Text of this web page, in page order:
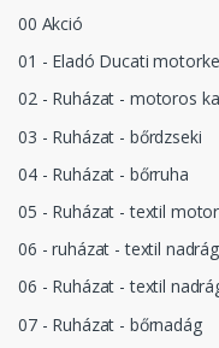
00 Akció
01 - Eladó Ducati
02 - Ruházat - motoros
03 - Ruházat - bőrdzseki
04 - Ruházat - bőrruha
05 - Ruházat - textil
06 - ruházat - textil
06 - Ruházat - textil
07 - Ruházat - bőrnadág